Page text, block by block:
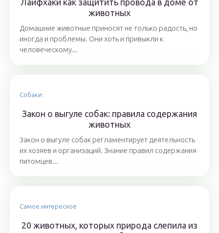
Лайфхаки как защитить провода в доме от
животных
Домашние животные приносят не только радость, но
иногда и проблемы. Они хоть и привыкли к
человеческому...
Собаки
Закон о выгуле собак: правила содержания
животных
Закон о выгуле собак регламентирует деятельность
их хозяев и организаций. Знание правил содержания
питомцев...
Самое интересное
20 животных, которых природа слепила из